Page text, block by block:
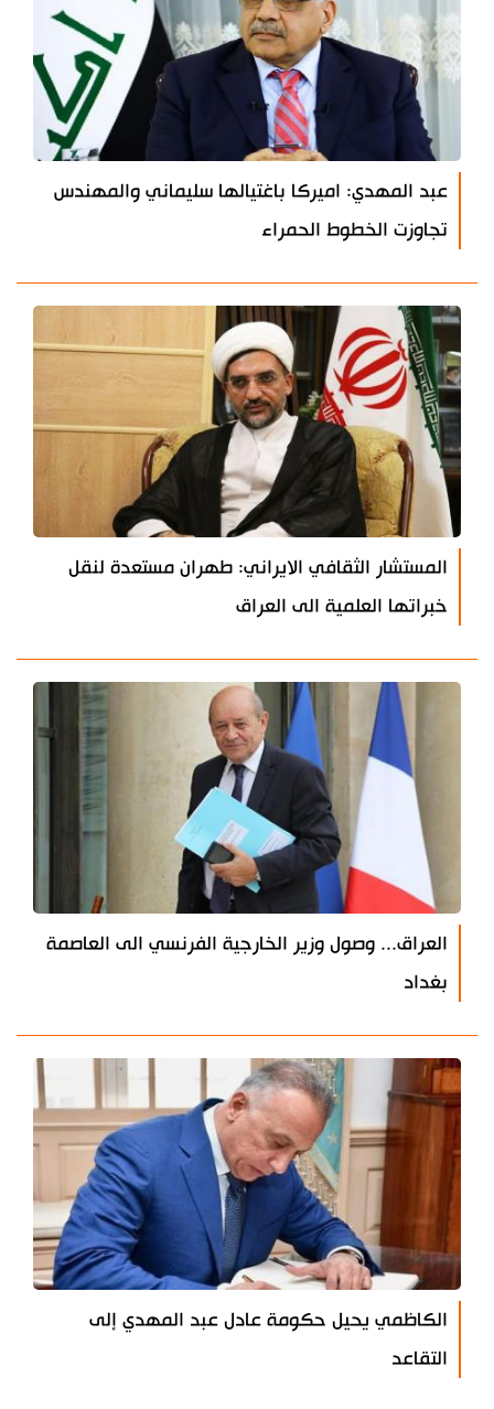
عبد المهدي: اميركا باغتيالها سليماني والمهندس
تجاوزت الخطوط الحمراء
المستشار الثقافي الايراني: طهران مستعدة لنقل
خبراتها العلمية الى العراق
العراق... وصول وزير الخارجية الفرنسي الى العاصمة
بغداد
الكاظمي يحيل حكومة عادل عبد المهدي إلى
التقاعد